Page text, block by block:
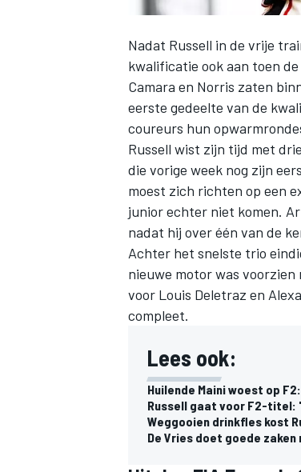
WEC DTM
Nadat Russell in de vrije
kwalificatie ook aan toen
Camara en Norris zaten
eerste gedeelte van de
coureurs hun
Russell wist zijn tijd met
die vorige week nog zijn
moest zich richten op een
junior echter niet komen.
nadat hij over één van de
Achter het snelste trio
nieuwe motor was voorzien
voor Louis Deletraz en
compleet.
Lees ook:
Huilende Maini woest op
Russell gaat voor F2-titel:
Weggooien drinkfles kost
De Vries doet goede